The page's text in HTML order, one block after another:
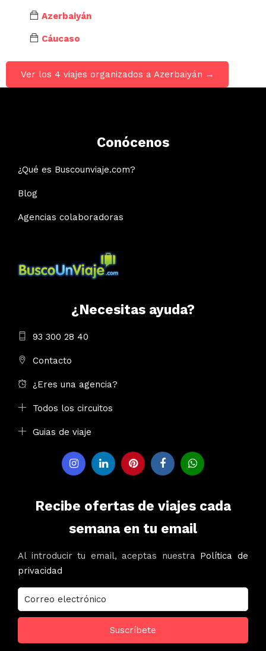
Azerbaiyán
Cáucaso
Ver los 4 viajes organizados a Azerbaiyán →
Conócenos
¿Qué es Buscounviaje.com?
Blog
Agencias colaboradoras
¿Necesitas ayuda?
93 300 28 40
Contacto
¿Eres una agencia?
Todos los circuitos
Guias de viaje
Recibe ofertas de viajes cada
semana en tu email
Al introducir tu email, aceptas nuestra Política de
privacidad